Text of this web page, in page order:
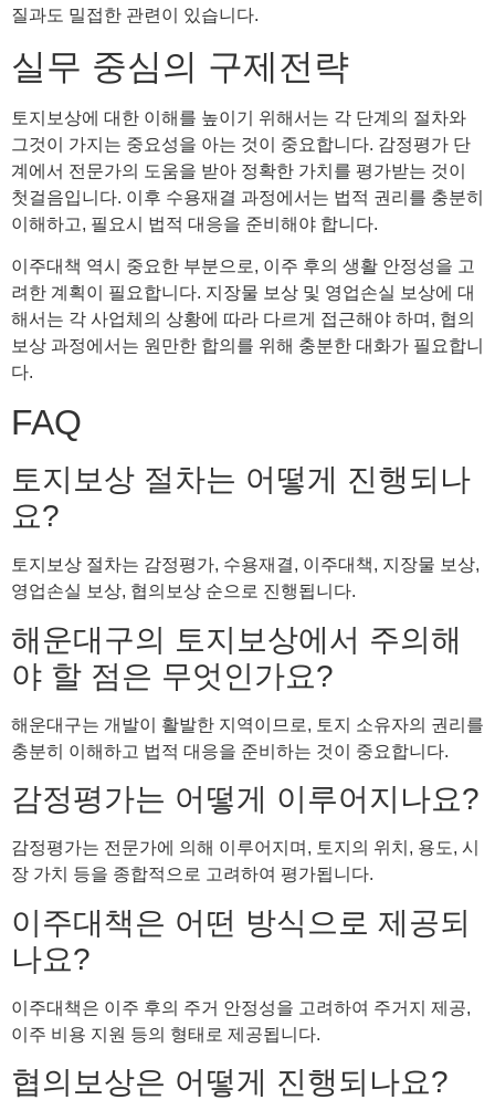
질과도 밀접한 관련이 있습니다.
실무 중심의 구제전략
토지보상에 대한 이해를 높이기 위해서는 각 단계의 절차와
그것이 가지는 중요성을 아는 것이 중요합니다. 감정평가 단
계에서 전문가의 도움을 받아 정확한 가치를 평가받는 것이
첫걸음입니다. 이후 수용재결 과정에서는 법적 권리를 충분히
이해하고, 필요시 법적 대응을 준비해야 합니다.
이주대책 역시 중요한 부분으로, 이주 후의 생활 안정성을 고
려한 계획이 필요합니다. 지장물 보상 및 영업손실 보상에 대
해서는 각 사업체의 상황에 따라 다르게 접근해야 하며, 협의
보상 과정에서는 원만한 합의를 위해 충분한 대화가 필요합니
다.
FAQ
토지보상 절차는 어떻게 진행되나
요?
토지보상 절차는 감정평가, 수용재결, 이주대책, 지장물 보상,
영업손실 보상, 협의보상 순으로 진행됩니다.
해운대구의 토지보상에서 주의해
야 할 점은 무엇인가요?
해운대구는 개발이 활발한 지역이므로, 토지 소유자의 권리를
충분히 이해하고 법적 대응을 준비하는 것이 중요합니다.
감정평가는 어떻게 이루어지나요?
감정평가는 전문가에 의해 이루어지며, 토지의 위치, 용도, 시
장 가치 등을 종합적으로 고려하여 평가됩니다.
이주대책은 어떤 방식으로 제공되
나요?
이주대책은 이주 후의 주거 안정성을 고려하여 주거지 제공,
이주 비용 지원 등의 형태로 제공됩니다.
협의보상은 어떻게 진행되나요?